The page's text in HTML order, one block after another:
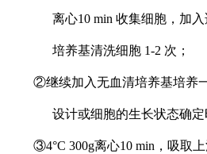
离心10 min 收集细胞，加
培养基清洗细胞 1-2 次；
②继续加入无血清培养基培养
设计或细胞的生长状态确定
③4°C 300g离心10 min，吸取